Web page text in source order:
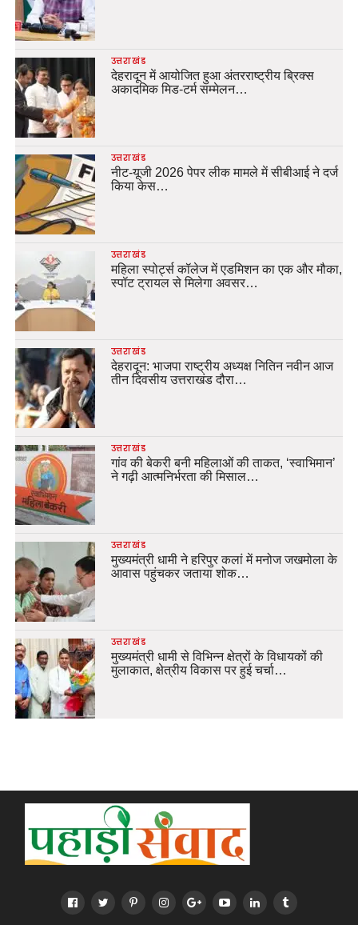
उत्तराखंड
देहरादून में आयोजित हुआ अंतरराष्ट्रीय ब्रिक्स
अकादमिक मिड-टर्म सम्मेलन…
उत्तराखंड
नीट-यूजी 2026 पेपर लीक मामले में सीबीआई ने दर्ज
किया केस…
उत्तराखंड
महिला स्पोर्ट्स कॉलेज में एडमिशन का एक और मौका,
स्पॉट ट्रायल से मिलेगा अवसर…
उत्तराखंड
देहरादून: भाजपा राष्ट्रीय अध्यक्ष नितिन नवीन आज
तीन दिवसीय उत्तराखंड दौरा…
उत्तराखंड
गांव की बेकरी बनी महिलाओं की ताकत, ‘स्वाभिमान’
ने गढ़ी आत्मनिर्भरता की मिसाल…
उत्तराखंड
मुख्यमंत्री धामी ने हरिपुर कलां में मनोज जखमोला के
आवास पहुंचकर जताया शोक…
उत्तराखंड
मुख्यमंत्री धामी से विभिन्न क्षेत्रों के विधायकों की
मुलाकात, क्षेत्रीय विकास पर हुई चर्चा…